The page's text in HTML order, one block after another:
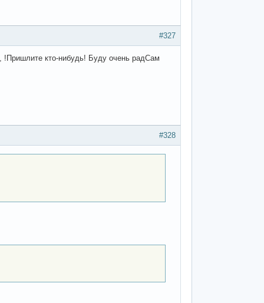
#327
кто-нибудь! Буду очень радСам
#328